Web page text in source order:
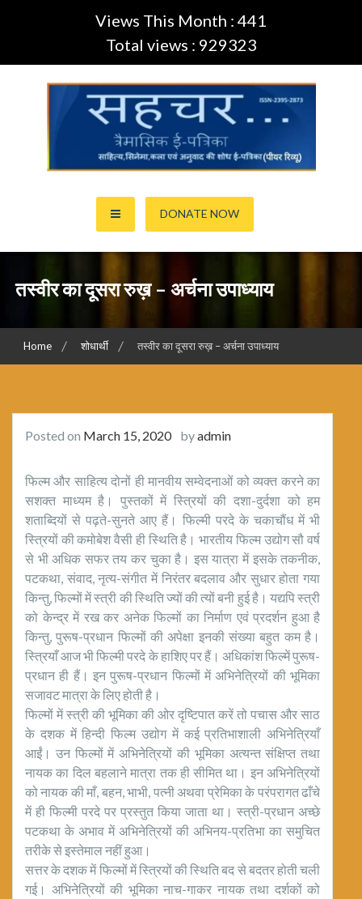
Views This Month : 441
Total views : 929323
सहचर ई-पत्रिका… (ISSN:2395-
2873)
DONATE NOW
तस्वीर का दूसरा रुख़ – अर्चना उपाध्याय
Home शोधार्थी तस्वीर का दूसरा रुख़ – अर्चना उपाध्याय
Posted on March 15, 2020 byadmin
फिल्म और साहित्य दोनों ही मानवीय सम्वेदनाओं को व्यक्त करने का
सशक्त माध्यम है। पुस्तकों में स्त्रियों की दशा-दुर्दशा को हम
शताब्दियों से पढ़ते-सुनते आए हैं। फिल्मी परदे के चकाचौंध में भी
स्त्रियों की कमोबेश वैसी ही स्थिति है। भारतीय फिल्म उद्योग सौ वर्ष
से भी अधिक सफर तय कर चुका है। इस यात्रा में इसके तकनीक,
पटकथा, संवाद, नृत्य-संगीत में निरंतर बदलाव और सुधार होता गया
किन्तु, फिल्मों में स्त्री की स्थिति ज्यों की त्यों बनी हुई है। यद्यपि स्त्री
को केन्द्र में रख कर अनेक फिल्मों का निर्माण एवं प्रदर्शन हुआ है
किन्तु, पुरूष-प्रधान फिल्मों की अपेक्षा इनकी संख्या बहुत कम है।
स्त्रियाँ आज भी फिल्मी परदे के हाशिए पर हैं। अधिकांश फिल्में पुरूष-
प्रधान ही हैं। इन पुरूष-प्रधान फिल्मों में अभिनेत्रियों की भूमिका
सजावट मात्रा के लिए होती है।
फिल्मों में स्त्री की भूमिका की ओर दृष्टिपात करें तो पचास और साठ
के दशक में हिन्दी फिल्म उद्योग में कई प्रतिभाशाली अभिनेत्रियाँ
आईं। उन फिल्मों में अभिनेत्रियों की भूमिका अत्यन्त संक्षिप्त तथा
नायक का दिल बहलाने मात्रा तक ही सीमित था। इन अभिनेत्रियों
को नायक की माँ, बहन, भाभी, पत्नी अथवा प्रेमिका के परंपरागत ढाँचे
में ही फिल्मी परदे पर प्रस्तुत किया जाता था। स्त्री-प्रधान अच्छे
पटकथा के अभाव में अभिनेत्रियों की अभिनय-प्रतिभा का समुचित
तरीके से इस्तेमाल नहीं हुआ।
सत्तर के दशक में फिल्मों में स्त्रियों की स्थिति बद से बदतर होती चली
गई। अभिनेत्रियों की भूमिका नाच-गाकर नायक तथा दर्शकों को